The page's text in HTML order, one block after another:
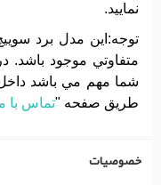
نمایید.
شما مهم مي باشد
طريق صفحه "تماس با
خصوصیات